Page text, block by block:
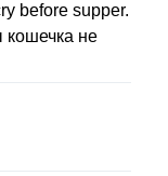
before supper.
кошечка не